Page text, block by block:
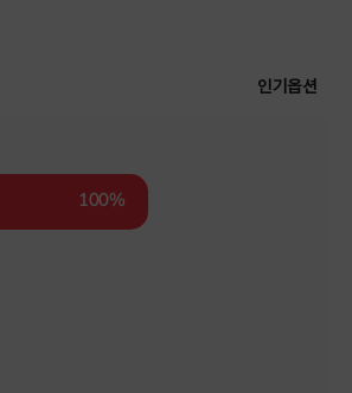
인기옵션
100%